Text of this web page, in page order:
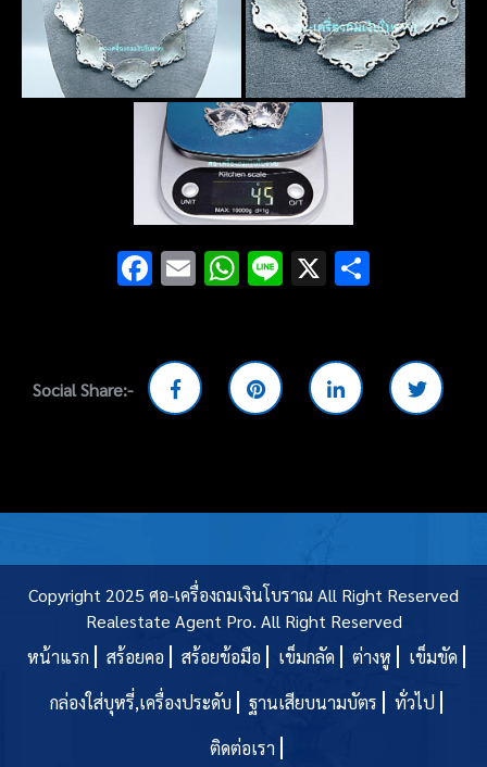
Facebook
EmailWhatsApp
Line
X
Social Share:-
Copyright 2025 ศอ-เครื่องถมเงินโบราณ All Right Reserved
Realestate Agent Pro. All Right Reserved
หน้าแรก
สร้อยคอ สร้อยข้อมือ เข็มกลัด ต่างหู
เข็มขัด
กล่องใส่บุหรี่,เครื่องประดับ
ฐานเสียบนามบัตร
ทั่วไป
ติดต่อเรา